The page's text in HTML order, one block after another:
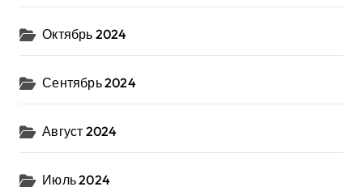
Октябрь 2024
Сентябрь 2024
Август 2024
Июль 2024